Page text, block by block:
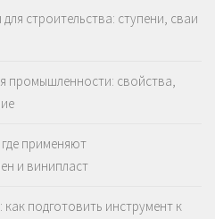
строительства: ступени, сваи
промышленности: свойства,
применяют
и винипласт
подготовить инструмент к